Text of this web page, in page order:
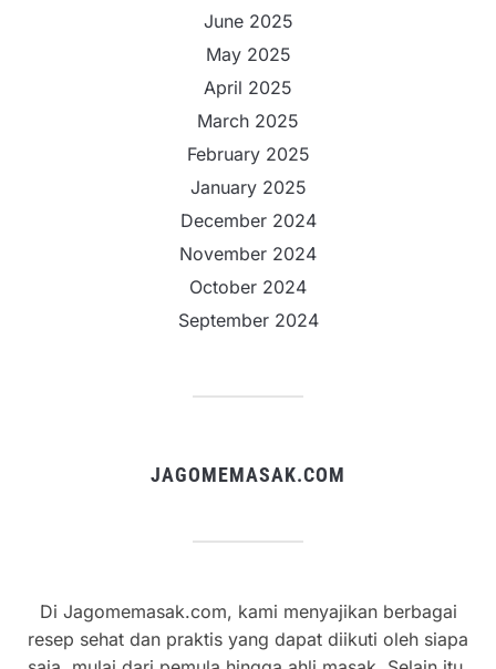
June 2025
May 2025
April 2025
March 2025
February 2025
January 2025
December 2024
November 2024
October 2024
September 2024
JAGOMEMASAK.COM
Di Jagomemasak.com, kami menyajikan berbagai
resep sehat dan praktis yang dapat diikuti oleh siapa